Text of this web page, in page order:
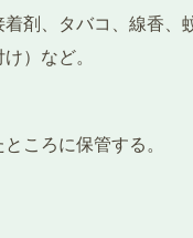
剤、タバコ、線香、
）など。
ころに保管する。